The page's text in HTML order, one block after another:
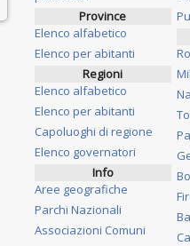
Province
Elenco alfabetico
Elenco per abitanti
Regioni
Elenco alfabetico
Elenco per abitanti
Capoluoghi di regione
Elenco governatori
Info
Aree geografiche
Parchi Nazionali
Associazioni Comuni